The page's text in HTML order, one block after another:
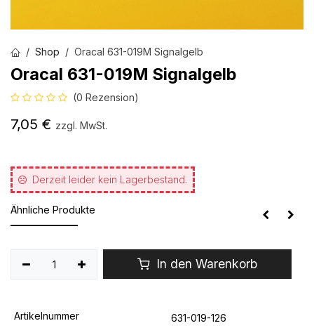
Shop Oracal 631-019M Signalgelb
Oracal 631-019M Signalgelb
(0 Rezension)
7,05 € zzgl. MwSt.
Derzeit leider kein Lagerbestand.
Ähnliche Produkte
In den Warenkorb
Artikelnummer 631-019-126